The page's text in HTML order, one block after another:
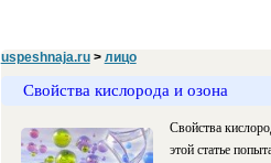
uspeshnaja.ru> лицо
Свойства кислорода и озона
Свойства
этой статье